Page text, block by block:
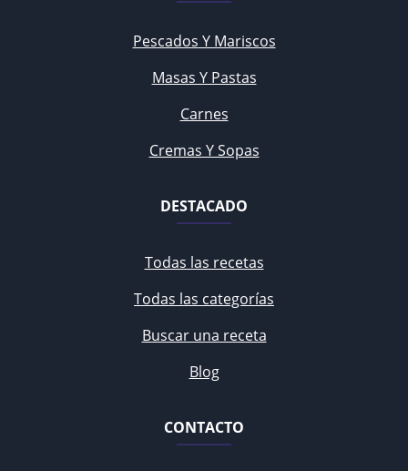
Pescados Y Mariscos
Masas Y Pastas
Carnes
Cremas Y Sopas
DESTACADO
Todas las recetas
Todas las categorías
Buscar una receta
Blog
CONTACTO